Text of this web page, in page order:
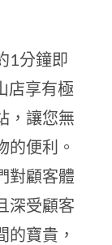
1分鐘即
店享有極
，讓您無
的便利。
對顧客體
深受顧客
的寶貴，